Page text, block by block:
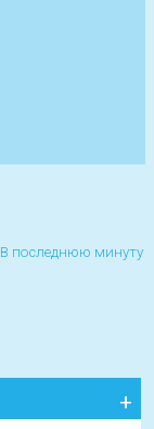
В последнюю минуту